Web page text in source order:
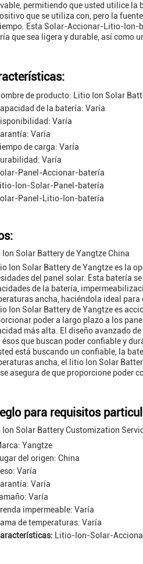
permitiendo que usted utilice la
que se utiliza con, pero la
Esta Solar-Accionar-Litio-Ion-
que sea ligera y durable, así como
de producto: Litio Ion Solar
de la batería: Varía
Varía
Varía
de carga: Varía
Varía
Panel-Accionar-batería
Litio-Ion-Solar-Panel-batería
Panel-Litio-Ion-batería
Ion Solar Battery de Yangtze China
Ion Solar Battery de Yangtze es la
del panel solar. Esta batería
de la batería,
ancha, haciéndola ideal para
Ion Solar Battery de Yangtze es
poder a largo plazo a los
más alta. El diseño avanzado
ésos que buscan poder confiable y
está buscando un confiable, la
ancha, el litio Ion Solar
asegura de que proporcione poder
para requisitos
Ion Solar Battery Customization
Yangtze
Lugar del origen: China
Varía
Varía
Varía
impermeable: Varía
de temperaturas: Varía
Litio-Ion-Solar-